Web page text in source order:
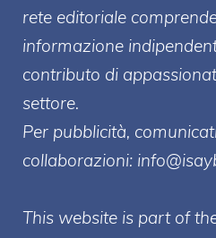
rete editoriale
informazione
contributo di
settore.
Per pubblicità,
collaborazioni:
This website is part of